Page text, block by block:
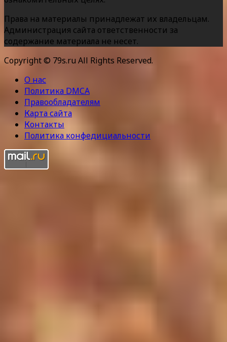
Права на материалы принадлежат их владельцам.
Администрация сайта ответственности за
содержание материала не несет.
Copyright © 79s.ru All Rights Reserved.
О нас
Политика DMCA
Правообладателям
Карта сайта
Контакты
Политика конфедициальности